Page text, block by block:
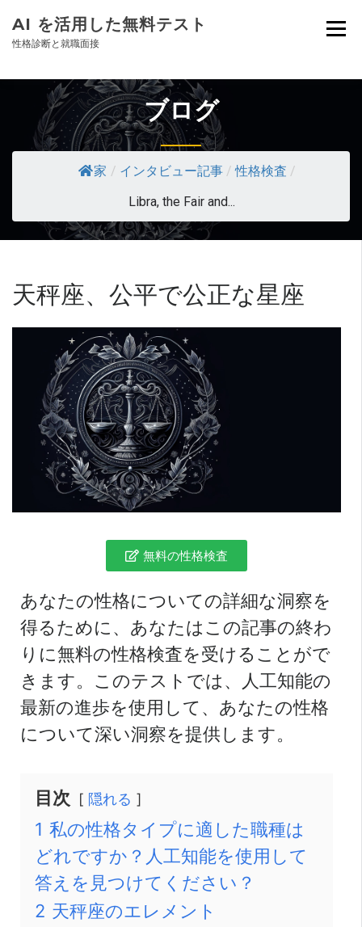
AI を活用した無料テスト
性格診断と就職面接
ブログ
家 / インタビュー記事 / 性格検査 /
Libra, the Fair and...
天秤座、公平で公正な星座
無料の性格検査
あなたの性格についての詳細な洞察を
得るために、あなたはこの記事の終わ
りに無料の性格検査を受けることがで
きます。このテストでは、人工知能の
最新の進歩を使用して、あなたの性格
について深い洞察を提供します。
目次 隠れる
1 私の性格タイプに適した職種は
どれですか？人工知能を使用して
答えを見つけてください？
2 天秤座のエレメント